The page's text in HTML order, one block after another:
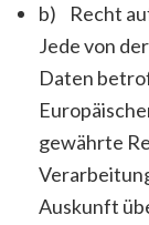
b) Recht
Jede von
Daten
gewährte
Auskunft